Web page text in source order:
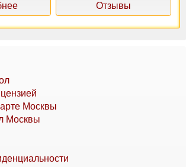
Отзывы
Москвы
Москвы